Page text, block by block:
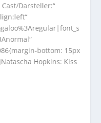
Darsteller:“
bottom: 15px
Hopkins: Kiss